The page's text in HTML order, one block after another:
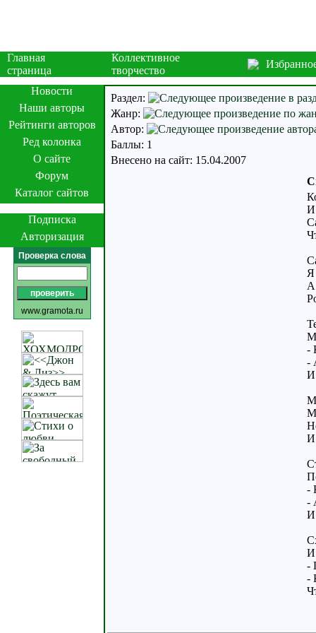
Главная
страница
Коллективное
творчество
Новости
Наши авторы
Рейтинги авторов
Ред колонка
О сайте
Форум
Каталог сайтов
Подписка
Авторизация
Проверка слова
www.gramota.ru
Раздел:
Жанр:
Автор:
Баллы: 1
Внесено на сайт: 15.04.2007
И
Я
А
-
-
И
И
-
-
И
И
-
-